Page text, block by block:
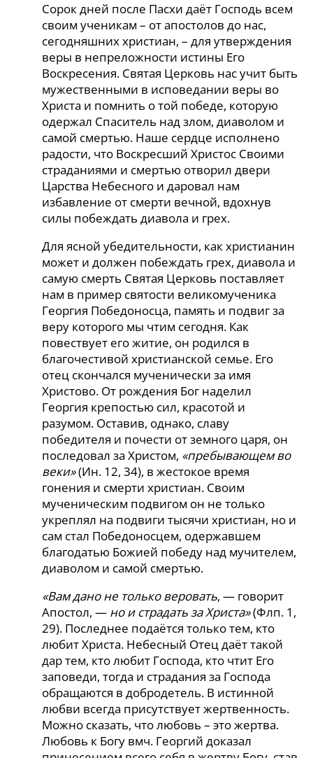
Сорок дней после Пасхи даёт Господь всем
своим ученикам – от апостолов до нас,
сегодняшних христиан, – для утверждения
веры в непреложности истины Его
Воскресения. Святая Церковь нас учит быть
мужественными в исповедании веры во
Христа и помнить о той победе, которую
одержал Спаситель над злом, диаволом и
самой смертью. Наше сердце исполнено
радости, что Воскресший Христос Своими
страданиями и смертью отворил двери
Царства Небесного и даровал нам
избавление от смерти вечной, вдохнув
силы побеждать диавола и грех.
Для ясной убедительности, как христианин
может и должен побеждать грех, диавола и
самую смерть Святая Церковь поставляет
нам в пример святости великомученика
Георгия Победоносца, память и подвиг за
веру которого мы чтим сегодня. Как
повествует его житие, он родился в
благочестивой христианской семье. Его
отец скончался мученически за имя
Христово. От рождения Бог наделил
Георгия крепостью сил, красотой и
разумом. Оставив, однако, славу
победителя и почести от земного царя, он
последовал за Христом, «пребывающем во
веки»(Ин. 12, 34), в жестокое время
гонения и смерти христиан. Своим
мученическим подвигом он не только
укреплял на подвиги тысячи христиан, но и
сам стал Победоносцем, одержавшем
благодатью Божией победу над мучителем,
диаволом и самой смертью.
«Вам дано не только веровать, — говорит
Апостол, — но и страдать за Христа»(Флп. 1,
29). Последнее подаётся только тем, кто
любит Христа. Небесный Отец даёт такой
дар тем, кто любит Господа, кто чтит Его
заповеди, тогда и страдания за Господа
обращаются в добродетель. В истинной
любви всегда присутствует жертвенность.
Можно сказать, что любовь – это жертва.
Любовь к Богу вмч. Георгий доказал